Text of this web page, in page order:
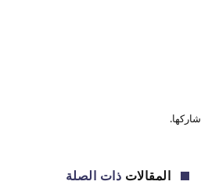
شاركها.
المقالات ذات الصلة